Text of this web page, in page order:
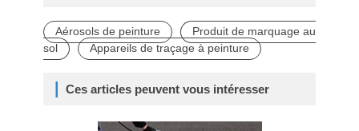
Aérosols de peinture
Produit de marquage au
sol
Appareils de traçage à peinture
Ces articles peuvent vous intéresser